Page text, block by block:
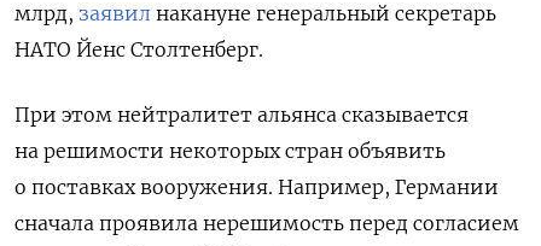
млрд, заявил накануне генеральный секретарь
НАТО Йенс Столтенберг.
При этом нейтралитет альянса сказывается
на решимости некоторых стран объявить
о поставках вооружения. Например, Германии
сначала проявила нерешимость перед согласием